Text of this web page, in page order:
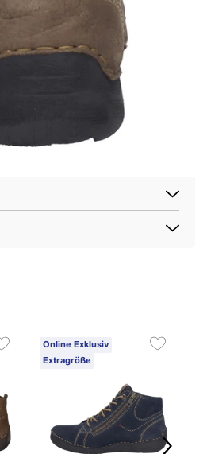
Online Exklusiv
Extragröße